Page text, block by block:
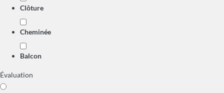
Clôture
Cheminée
Balcon
Évaluation